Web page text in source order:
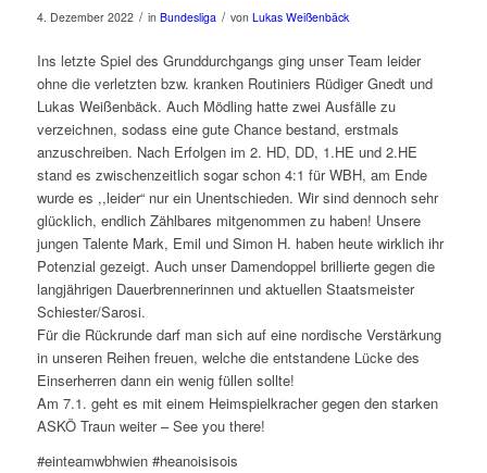
4. Dezember 2022 / in Bundesliga / von Lukas Weißenbäck
Ins letzte Spiel des Grunddurchgangs ging unser Team leider
ohne die verletzten bzw. kranken Routiniers Rüdiger Gnedt und
Lukas Weißenbäck. Auch Mödling hatte zwei Ausfälle zu
verzeichnen, sodass eine gute Chance bestand, erstmals
anzuschreiben. Nach Erfolgen im 2. HD, DD, 1.HE und 2.HE
stand es zwischenzeitlich sogar schon 4:1 für WBH, am Ende
wurde es ,,leider“ nur ein Unentschieden. Wir sind dennoch sehr
glücklich, endlich Zählbares mitgenommen zu haben! Unsere
jungen Talente Mark, Emil und Simon H. haben heute wirklich ihr
Potenzial gezeigt. Auch unser Damendoppel brillierte gegen die
langjährigen Dauerbrennerinnen und aktuellen Staatsmeister
Schiester/Sarosi.
Für die Rückrunde darf man sich auf eine nordische Verstärkung
in unseren Reihen freuen, welche die entstandene Lücke des
Einserherren dann ein wenig füllen sollte!
Am 7.1. geht es mit einem Heimspielkracher gegen den starken
ASKÖ Traun weiter – See you there!
#einteamwbhwien #heanoisisois